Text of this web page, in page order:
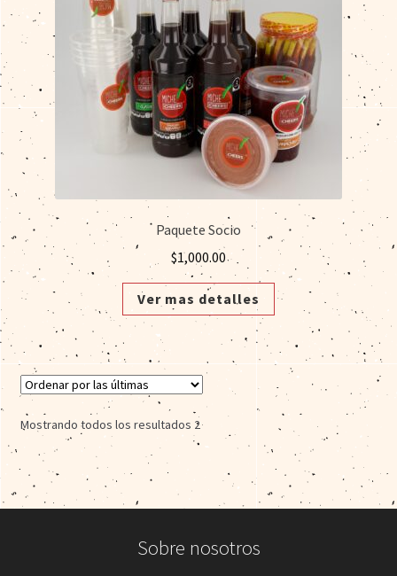
Paquete Socio
$1,000.00
Ver mas detalles
Mostrando todos los resultados 2
Sobre nosotros